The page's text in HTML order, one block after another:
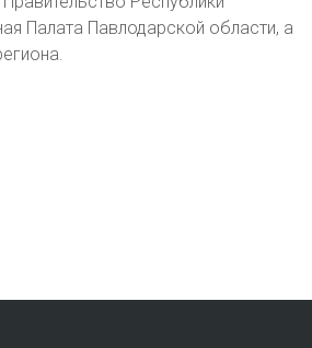
Палата Павлодарской области, а